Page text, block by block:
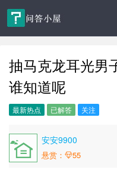
抽马克龙耳光男
谁知道呢
最新热点 已解答 关注
安安9900
悬赏： 55